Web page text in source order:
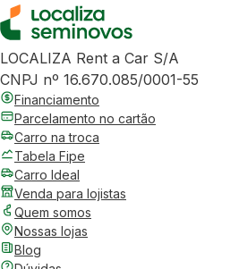
LOCALIZA Rent a Car S/A
CNPJ nº 16.670.085/0001-55
Financiamento
Parcelamento no cartão
Carro na troca
Tabela Fipe
Carro Ideal
Venda para lojistas
Quem somos
Nossas lojas
Blog